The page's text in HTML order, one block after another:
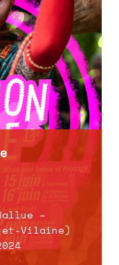
–
et-Vilaine)